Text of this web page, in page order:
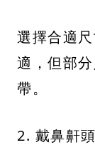
選擇合適
適，但部
帶。
2. 戴鼻鼾